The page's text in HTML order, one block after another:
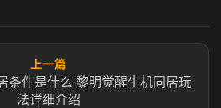
上一篇
条件是什么 黎明觉醒生机同居玩
法详细介绍